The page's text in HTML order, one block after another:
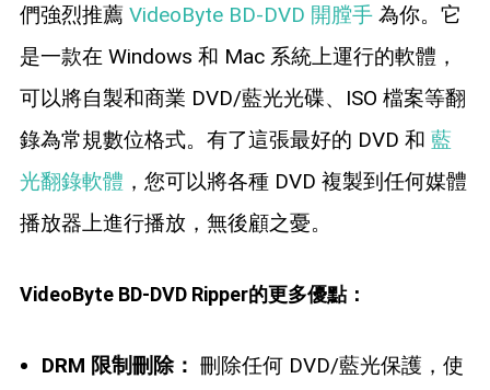
們強烈推薦 VideoByte BD-DVD 開膛手為你。它
是一款在 Windows 和 Mac 系統上運行的軟體，
可以將自製和商業 DVD/藍光光碟、ISO 檔案等翻
錄為常規數位格式。有了這張最好的 DVD 和 藍
光翻錄軟體 ，您可以將各種 DVD 複製到任何媒體
播放器上進行播放，無後顧之憂。
VideoByte BD-DVD Ripper的更多優點：
DRM 限制刪除： 刪除任何 DVD/藍光保護，使